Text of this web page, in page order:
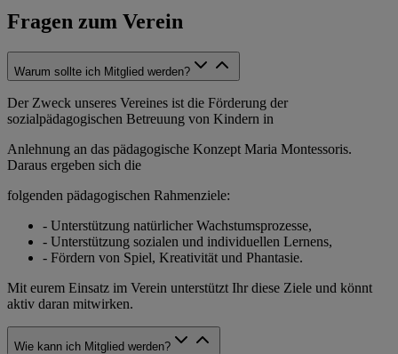
Fragen zum Verein
Warum sollte ich Mitglied werden?
Der Zweck unseres Vereines ist die Förderung der
sozialpädagogischen Betreuung von Kindern in
Anlehnung an das pädagogische Konzept Maria Montessoris.
Daraus ergeben sich die
folgenden pädagogischen Rahmenziele:
- Unterstützung natürlicher Wachstumsprozesse,
- Unterstützung sozialen und individuellen Lernens,
- Fördern von Spiel, Kreativität und Phantasie.
Mit eurem Einsatz im Verein unterstützt Ihr diese Ziele und könnt
aktiv daran mitwirken.
Wie kann ich Mitglied werden?